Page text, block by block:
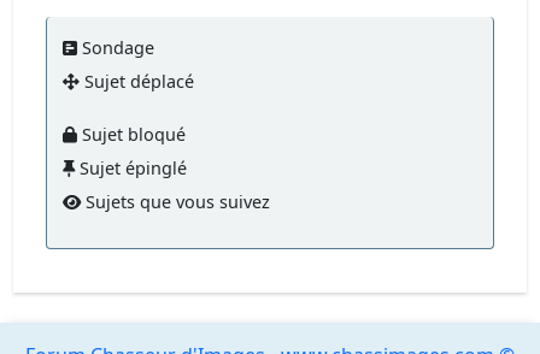
Sondage
Sujet déplacé
Sujet bloqué
Sujet épinglé
Sujets que vous suivez